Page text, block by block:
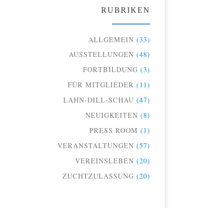
RUBRIKEN
ALLGEMEIN (33)
AUSSTELLUNGEN (48)
FORTBILDUNG (3)
FÜR MITGLIEDER (11)
LAHN-DILL-SCHAU (47)
NEUIGKEITEN (8)
PRESS ROOM (1)
VERANSTALTUNGEN (57)
VEREINSLEBEN (20)
ZUCHTZULASSUNG (20)